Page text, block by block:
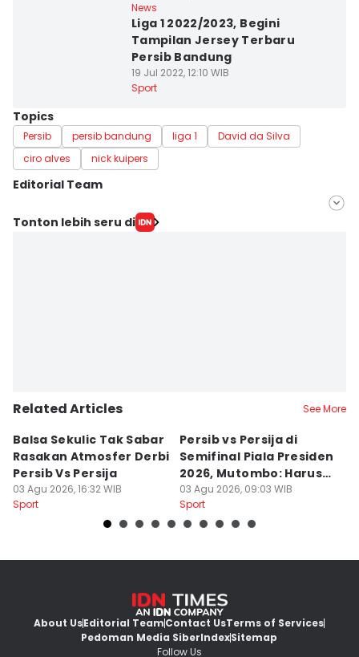
News
Liga 1 2022/2023, Begini
Tampilan Jersey Terbaru
Persib Bandung
19 Jul 2022, 12:10 WIB
Sport
Topics
Persib persib bandung liga 1
David da Silva
ciro alves
nick kuipers
Editorial Team
Editor
Tonton lebih seru di
Related Articles See More
Balsa Sekulic Tak Sabar
Rasakan Atmosfer Derbi
Persib Vs Persija
03 Agu 2026, 16:32 WIB
Sport
Persib vs Persija di
Semifinal Piala Presiden
2026, Mutombo: Harus
Menang
03 Agu 2026, 09:03 WIB
Sport
About UsEditorial TeamContact UsTerms of Services
Pedoman Media SiberIndexSitemap
Follow Us